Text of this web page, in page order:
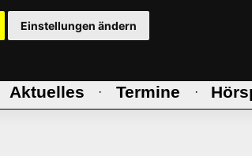
Einstellungen ändern
Aktuelles · Termine ·